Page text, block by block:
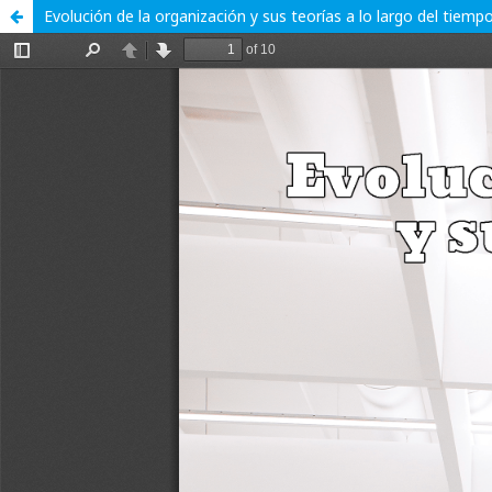
Evolución de la organización y sus teorías a lo largo del